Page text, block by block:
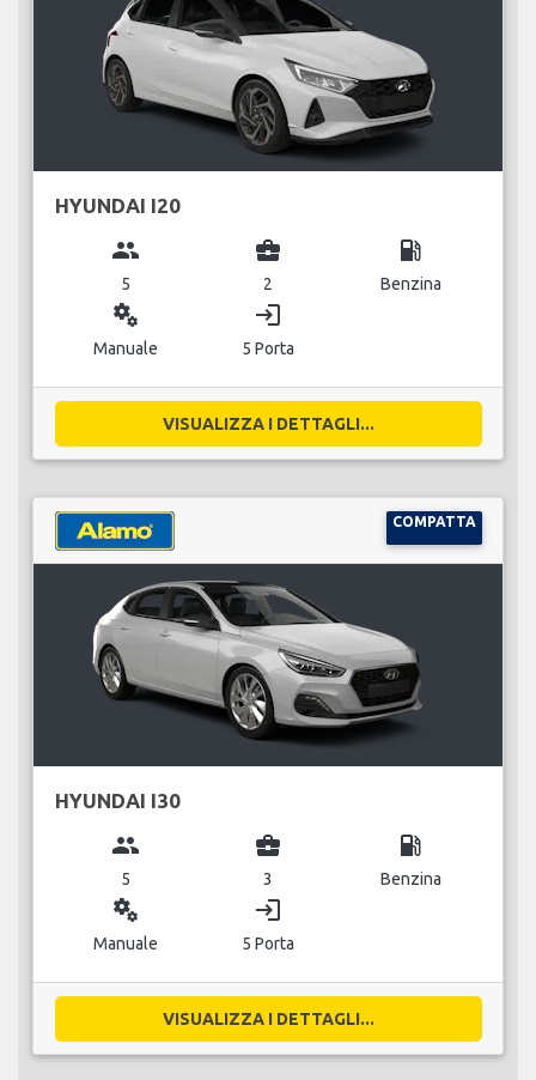
HYUNDAI I20
group
5
business_center
2
local_gas_station
Benzina
miscellaneous_services
Manuale
login
5 Porta
VISUALIZZA I DETTAGLI...
COMPATTA
HYUNDAI I30
group
5
business_center
3
local_gas_station
Benzina
miscellaneous_services
Manuale
login
5 Porta
VISUALIZZA I DETTAGLI...